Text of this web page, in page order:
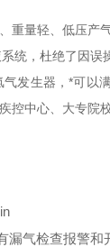
重量轻、低压产
统，杜绝了因误
气发生器，*可以
控中心、大专院
漏气检查报警和